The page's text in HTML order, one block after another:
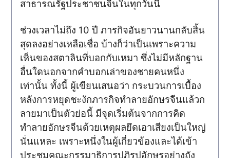
สาธารณรัฐประชาชนจีนในทุกวันนี้
ช่วงเวลาไม่ถึง 10 ปี ภารกิจอันยาวนานกลับสิ้น
สุดลงอย่างเหลือเชื่อ บ้างก็ว่าเป็นเพราะความ
เห็นของสตาลินที่บอกกับเหมา ซึ่งไม่มีหลักฐาน
อื่นใดนอกจากคำบอกเล่าของชายคนหนึ่ง
เท่านั้น ทั้งนี้ ผู้เขียนเสนอว่า กระบวนการเบื้อง
หลังการหยุดชะงักภารกิจทำลายอักษรจีนแล้วก
ลายมาเป็นตัวย่อนี้ มีจุดเริ่มต้นจากการคิด
ทำลายอักษรจีนด้วยเหตุผลยึดเอาเสียงเป็นใหญ่
นั่นแหละ เพราะหนึ่งในผู้เกี่ยวข้องและได้เข้า
ประชุมคณะกรรมาธิการปฏิรูปอักษรอย่างถัง